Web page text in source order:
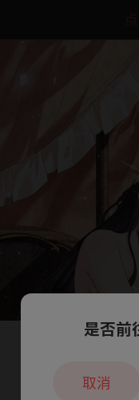
本章节仅
是否前
取消